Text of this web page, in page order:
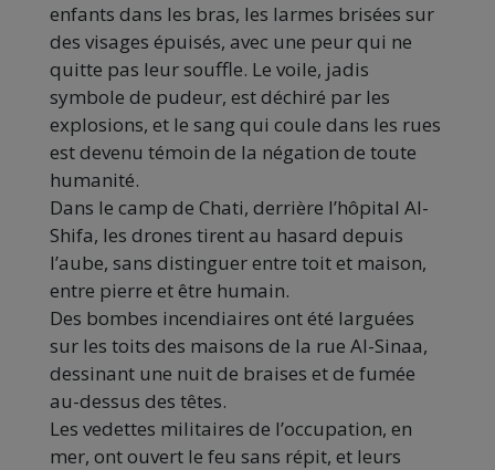
enfants dans les bras, les larmes brisées sur
des visages épuisés, avec une peur qui ne
quitte pas leur souffle. Le voile, jadis
symbole de pudeur, est déchiré par les
explosions, et le sang qui coule dans les rues
est devenu témoin de la négation de toute
humanité.
Dans le camp de Chati, derrière l’hôpital Al-
Shifa, les drones tirent au hasard depuis
l’aube, sans distinguer entre toit et maison,
entre pierre et être humain.
Des bombes incendiaires ont été larguées
sur les toits des maisons de la rue Al-Sinaa,
dessinant une nuit de braises et de fumée
au-dessus des têtes.
Les vedettes militaires de l’occupation, en
mer, ont ouvert le feu sans répit, et leurs